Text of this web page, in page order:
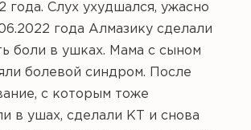
года. Слух ухудшался, ужасно
года Алмазику сделали
боли в ушках. Мама с сыном
болевой синдром. После
с которым тоже
в ушах, сделали КТ и снова